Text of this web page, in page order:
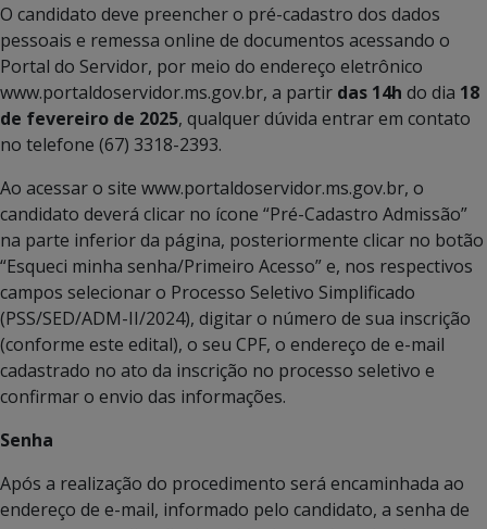
O candidato deve preencher o pré-cadastro dos dados
pessoais e remessa online de documentos acessando o
Portal do Servidor, por meio do endereço eletrônico
www.portaldoservidor.ms.gov.br, a partir das 14h do dia 18
de fevereiro de 2025, qualquer dúvida entrar em contato
no telefone (67) 3318-2393.
Ao acessar o site www.portaldoservidor.ms.gov.br, o
candidato deverá clicar no ícone “Pré-Cadastro Admissão”
na parte inferior da página, posteriormente clicar no botão
“Esqueci minha senha/Primeiro Acesso” e, nos respectivos
campos selecionar o Processo Seletivo Simplificado
(PSS/SED/ADM-II/2024), digitar o número de sua inscrição
(conforme este edital), o seu CPF, o endereço de e-mail
cadastrado no ato da inscrição no processo seletivo e
confirmar o envio das informações.
Senha
Após a realização do procedimento será encaminhada ao
endereço de e-mail, informado pelo candidato, a senha de